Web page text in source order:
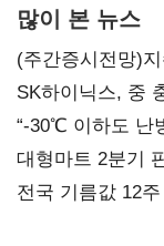
많이 본 뉴스
(주간증시전망)
SK하이닉스, 중
없어”
“-30℃ 이하도 난
협력
대형마트 2분기
전국 기름값 12